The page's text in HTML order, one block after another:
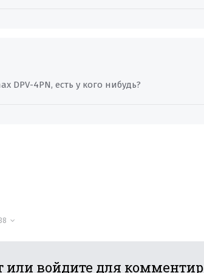
DPV-4PN, есть у кого нибудь?
38
или войдите для